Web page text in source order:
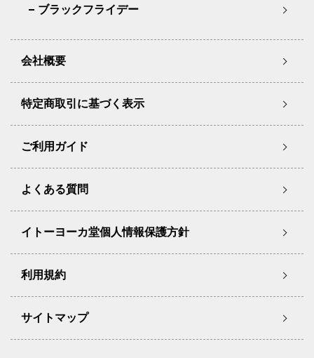
ブラックフライデー
会社概要
特定商取引に基づく表示
ご利用ガイド
よくある質問
イトーヨーカ堂個人情報保護方針
利用規約
サイトマップ